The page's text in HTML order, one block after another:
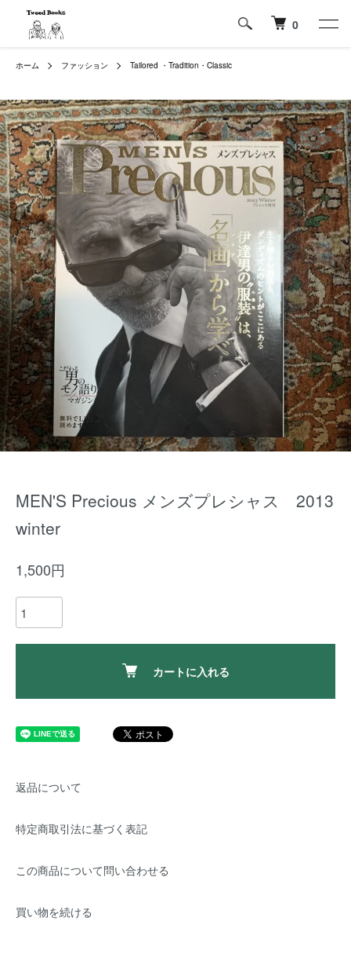
0
ホーム ファッション Tailored ・Tradition・Classic
MEN'S Precious メンズプレシャス 2013
winter
1,500円
カートに入れる
返品について
特定商取引法に基づく表記
この商品について問い合わせる
買い物を続ける